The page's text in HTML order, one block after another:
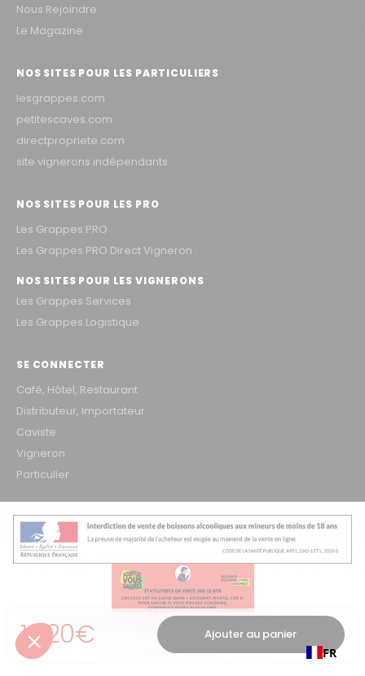
Nous Rejoindre
Le Magazine
NOS SITES POUR LES PARTICULIERS
lesgrappes.com
petitescaves.com
directpropriete.com
site vignerons indépendants
NOS SITES POUR LES PRO
Les Grappes PRO
Les Grappes PRO Direct Vigneron
NOS SITES POUR LES VIGNERONS
Les Grappes Services
Les Grappes Logistique
SE CONNECTER
Café, Hôtel, Restaurant
Distributeur, Importateur
Caviste
Vigneron
Particulier
L'ABUS D'ALCOOL EST DANGEREUX POUR LA SANTÉ, À CONSOMMER AVEC
MODÉRATION
© 2026 Groupe Les Grappes – VINOSAKA
Prix régulier
13,20€
Ajouter au panier
FR